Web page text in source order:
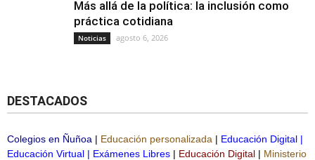
Más allá de la política: la inclusión como
práctica cotidiana
Noticias agosto 6, 2026
DESTACADOS
Colegios en Ñuñoa | Educación personalizada | Educación Digital |
Educación Virtual | Exámenes Libres | Educación Digital | Ministerio